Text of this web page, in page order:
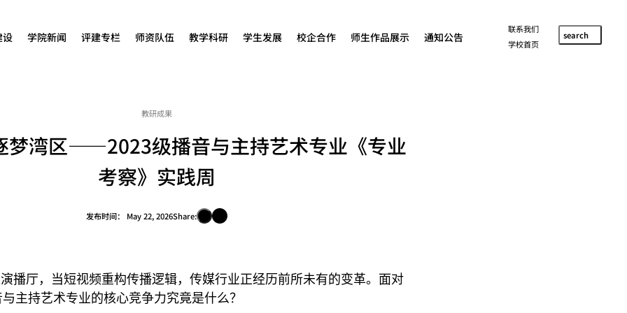
设 学院新闻 评建专栏 师资队伍 教学科研 学生发展 校企合作 师生作品展示 通知公告
联系我们
学校首页
search
教研成果
梦湾区——2023级播音与主持艺术专业《专业
考察》实践周
发布时间： May 22, 2026Share:
播厅，当短视频重构传播逻辑，传媒行业正经历前所未有的变革。面对
主持艺术专业的核心竞争力究竟是什么？